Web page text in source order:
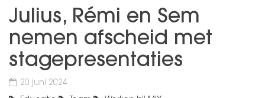
Julius, Rémi en Sem
nemen afscheid met
stagepresentaties
20 juni 2024